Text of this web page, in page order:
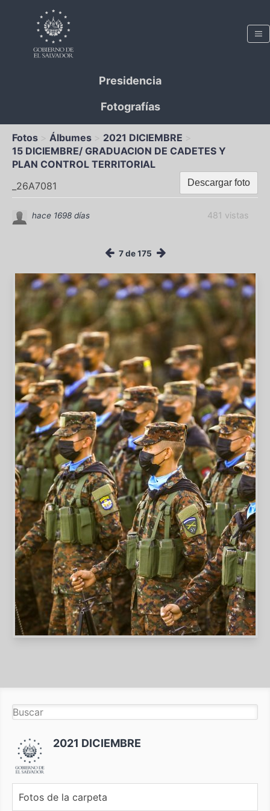
Presidencia
Fotografías
Fotos Álbumes
2021 DICIEMBRE
15 DICIEMBRE/ GRADUACION DE CADETES Y
PLAN CONTROL TERRITORIAL
Descargar foto
_26A7081
481 vistas
hace 1698 días
7 de 175
2021 DICIEMBRE
Fotos de la carpeta